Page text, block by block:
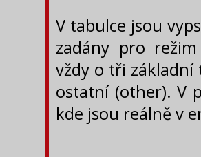
V tabulce jsou
zadány pro
vždy o tři základní
ostatní (other). V
kde jsou reálně v